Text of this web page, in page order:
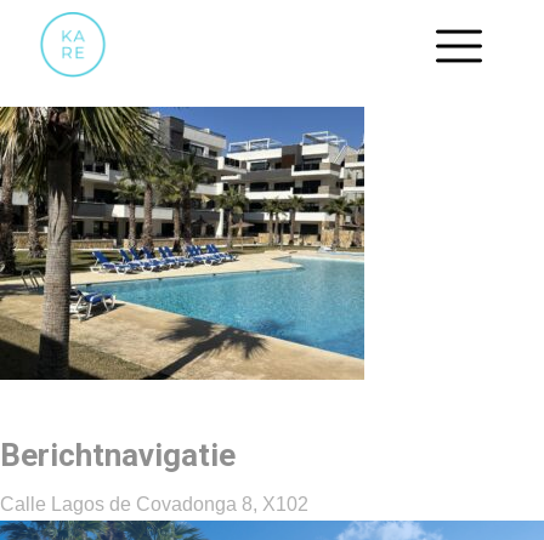
IMG_5699
Berichtnavigatie
Calle Lagos de Covadonga 8, X102